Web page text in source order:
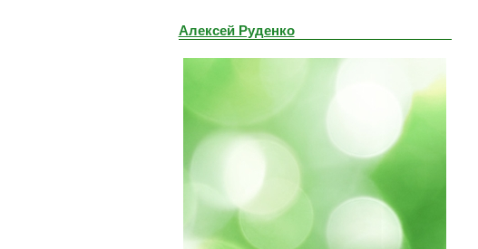
Алексей Руденко